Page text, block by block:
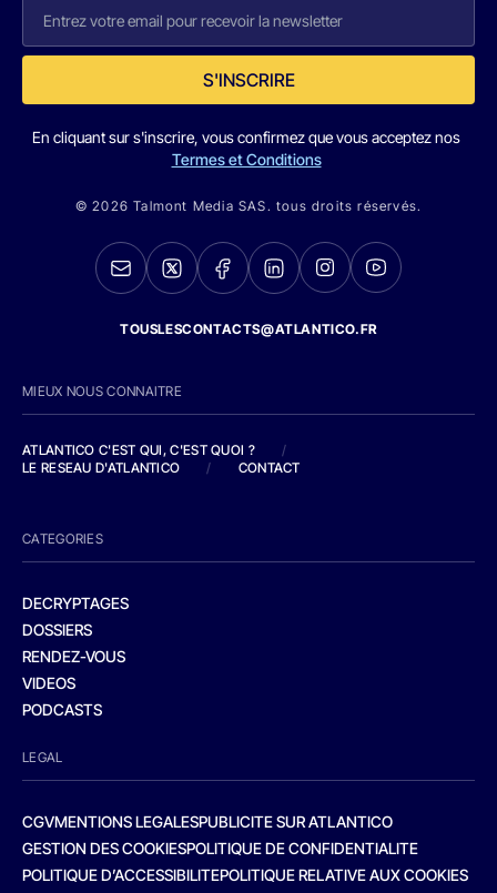
S'INSCRIRE
En cliquant sur s'inscrire, vous confirmez que vous acceptez nos
Termes et Conditions
© 2026 Talmont Media SAS. tous droits réservés.
TOUSLESCONTACTS@ATLANTICO.FR
MIEUX NOUS CONNAITRE
ATLANTICO C'EST QUI, C'EST QUOI ?
/
LE RESEAU D'ATLANTICO
/ CONTACT
CATEGORIES
DECRYPTAGES
DOSSIERS
RENDEZ-VOUS
VIDEOS
PODCASTS
LEGAL
CGVMENTIONS LEGALESPUBLICITE SUR ATLANTICO
GESTION DES COOKIESPOLITIQUE DE CONFIDENTIALITE
POLITIQUE D’ACCESSIBILITEPOLITIQUE RELATIVE AUX COOKIES